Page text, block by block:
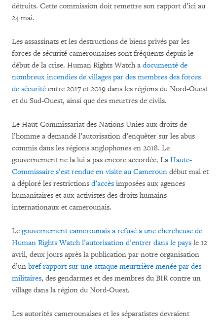
détruits. Cette commission doit remettre son rapport d’ici au
24 mai.
Les assassinats et les destructions de biens privés par les
forces de sécurité camerounaises sont fréquents depuis le
début de la crise. Human Rights Watch a documenté de
nombreux incendies de villages par des membres des forces
de sécurité entre 2017 et 2019 dans les régions du Nord-Ouest
et du Sud-Ouest, ainsi que des meurtres de civils.
Le Haut-Commissariat des Nations Unies aux droits de
l’homme a demandé l’autorisation d’enquêter sur les abus
commis dans les régions anglophones en 2018. Le
gouvernement ne la lui a pas encore accordée. La Haute-
Commissaire s’est rendue en visite au Cameroun début mai et
a déploré les restrictions d’accès imposées aux agences
humanitaires et aux activistes des droits humains
internationaux et camerounais.
Le gouvernement camerounais a refusé à une chercheuse de
Human Rights Watch l’autorisation d’entrer dans le pays le 12
avril, deux jours après la publication par notre organisation
d’un bref rapport sur une attaque meurtrière menée par des
militaires, des gendarmes et des membres du BIR contre un
village dans la région du Nord-Ouest.
Les autorités camerounaises et les séparatistes devraient